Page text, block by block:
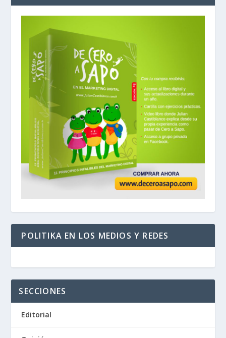
POLITIKA EN LOS MEDIOS Y REDES
SECCIONES
Editorial